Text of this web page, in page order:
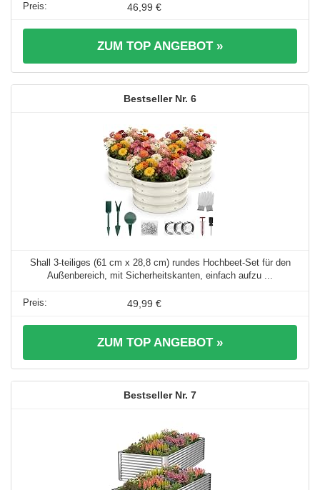
46,99 €
ZUM TOP ANGEBOT »
6
Shall 3-teiliges (61 cm x 28,8 cm) rundes Hochbeet-Set für den
Außenbereich, mit Sicherheitskanten, einfach aufzu ...
49,99 €
ZUM TOP ANGEBOT »
7